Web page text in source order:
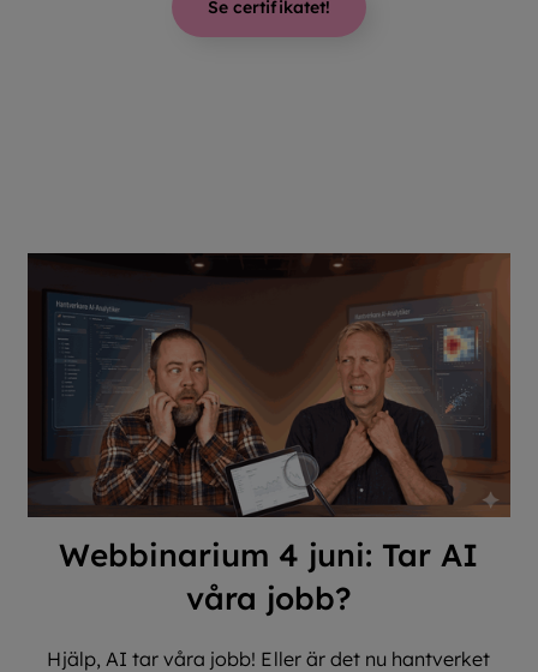
Se certifikatet!
Webbinarium 4 juni: Tar AI
våra jobb?
Hjälp, AI tar våra jobb! Eller är det nu hantverket